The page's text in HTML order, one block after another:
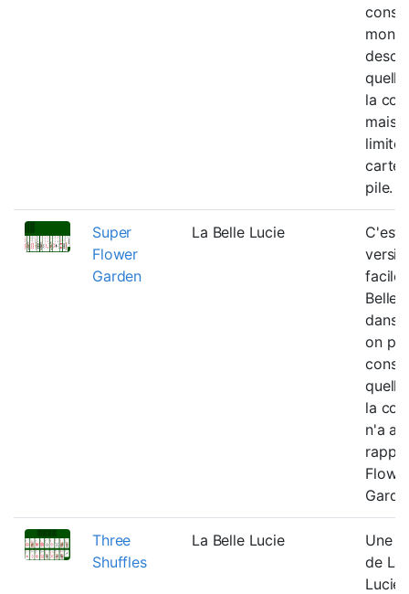
la
mais
limité
pile.
Super
Flower
Garden
La Belle Lucie
C'est
facile
Belle
dans
on
la
n'a
Three
Shuffles
La Belle Lucie
Une
de La
Lucie